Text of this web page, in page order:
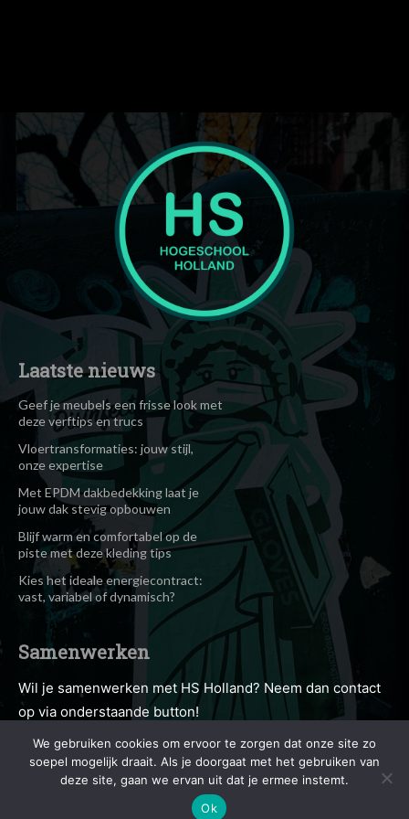
Laatste nieuws
Geef je meubels een frisse look met
deze verftips en trucs
Vloertransformaties: jouw stijl,
onze expertise
Met EPDM dakbedekking laat je
jouw dak stevig opbouwen
Blijf warm en comfortabel op de
piste met deze kleding tips
Kies het ideale energiecontract:
vast, variabel of dynamisch?
Samenwerken
Wil je samenwerken met HS Holland? Neem dan contact
op via onderstaande button!
Contact opnemen
We gebruiken cookies om ervoor te zorgen dat onze site zo
soepel mogelijk draait. Als je doorgaat met het gebruiken van
deze site, gaan we ervan uit dat je ermee instemt.
Ok